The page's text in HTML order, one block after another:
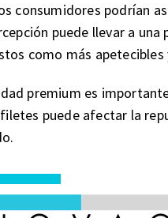
consumidores podrían
puede llevar a
como más apetecibles
premium es
puede afectar la